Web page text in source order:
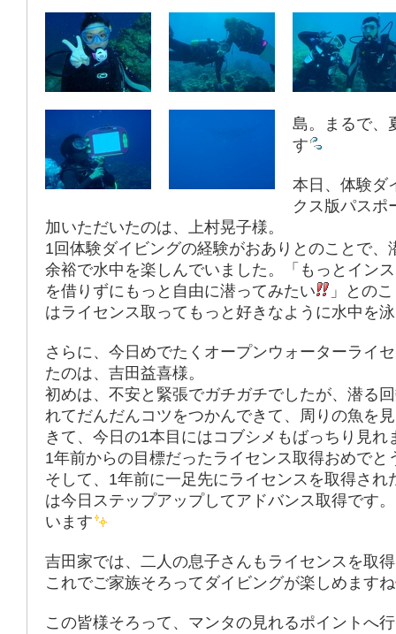
島。まるで、
す
本日、体験ダ
クス版パスポ
加いただいたのは、上村晃子様。
1回体験ダイビングの経験がおありとのことで、
余裕で水中を楽しんでいました。「もっとイン
を借りずにもっと自由に潜ってみたい
」との
はライセンス取ってもっと好きなように水中を
さらに、今日めでたくオープンウォーターライ
たのは、吉田益喜様。
初めは、不安と緊張でガチガチでしたが、潜る
れてだんだんコツをつかんできて、周りの魚を
きて、今日の1本目にはコブシメもばっちり見れ
1年前からの目標だったライセンス取得おめでと
そして、1年前に一足先にライセンスを取得され
は今日ステップアップしてアドバンス取得です
います
吉田家では、二人の息子さんもライセンスを取
これでご家族そろってダイビングが楽しめますね
この皆様そろって、マンタの見れるポイントへ